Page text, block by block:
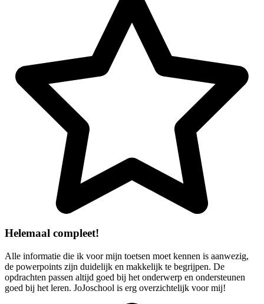
Helemaal compleet!
Alle informatie die ik voor mijn toetsen moet kennen is aanwezig,
de powerpoints zijn duidelijk en makkelijk te begrijpen. De
opdrachten passen altijd goed bij het onderwerp en ondersteunen
goed bij het leren. JoJoschool is erg overzichtelijk voor mij!